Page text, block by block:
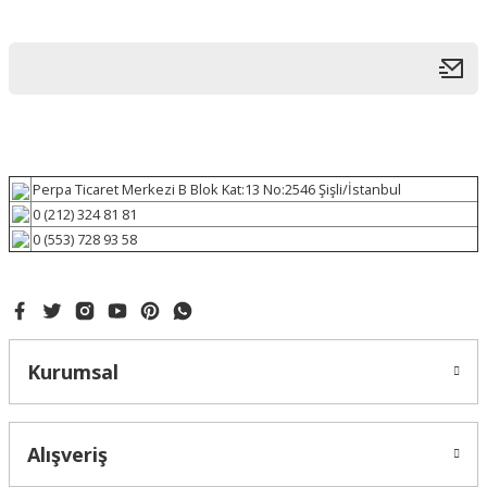
Perpa Ticaret Merkezi B Blok Kat:13 No:2546 Şişli/İstanbul
0 (212) 324 81 81
0 (553) 728 93 58
Kurumsal
Alışveriş